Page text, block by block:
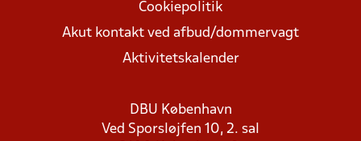
Cookiepolitik
Akut kontakt ved afbud/dommervagt
Aktivitetskalender
DBU København
Ved Sporsløjfen 10, 2. sal